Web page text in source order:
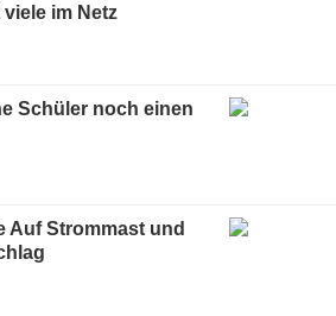
im Netz
Schüler noch einen
Auf Strommast und